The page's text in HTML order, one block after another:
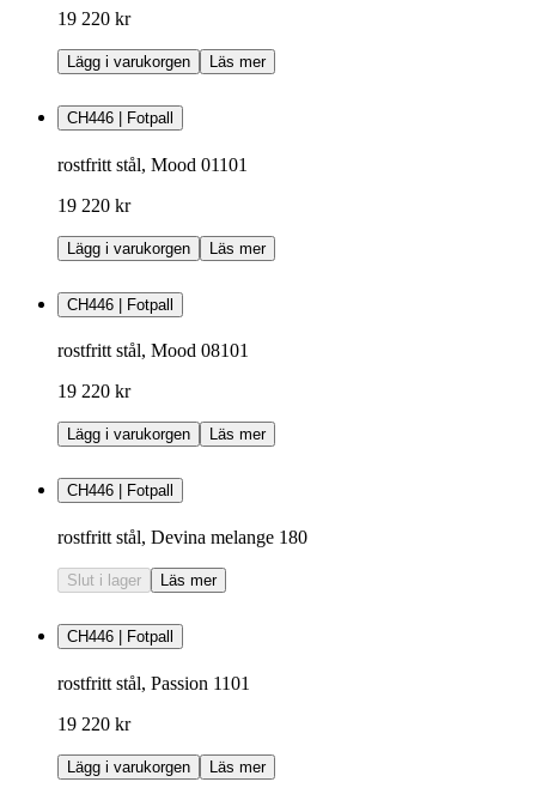
19 220 kr
Lägg i varukorgen Läs mer
CH446 | Fotpall
rostfritt stål, Mood 01101
19 220 kr
Lägg i varukorgen Läs mer
CH446 | Fotpall
rostfritt stål, Mood 08101
19 220 kr
Lägg i varukorgen Läs mer
CH446 | Fotpall
rostfritt stål, Devina melange 180
Slut i lager Läs mer
CH446 | Fotpall
rostfritt stål, Passion 1101
19 220 kr
Lägg i varukorgen Läs mer